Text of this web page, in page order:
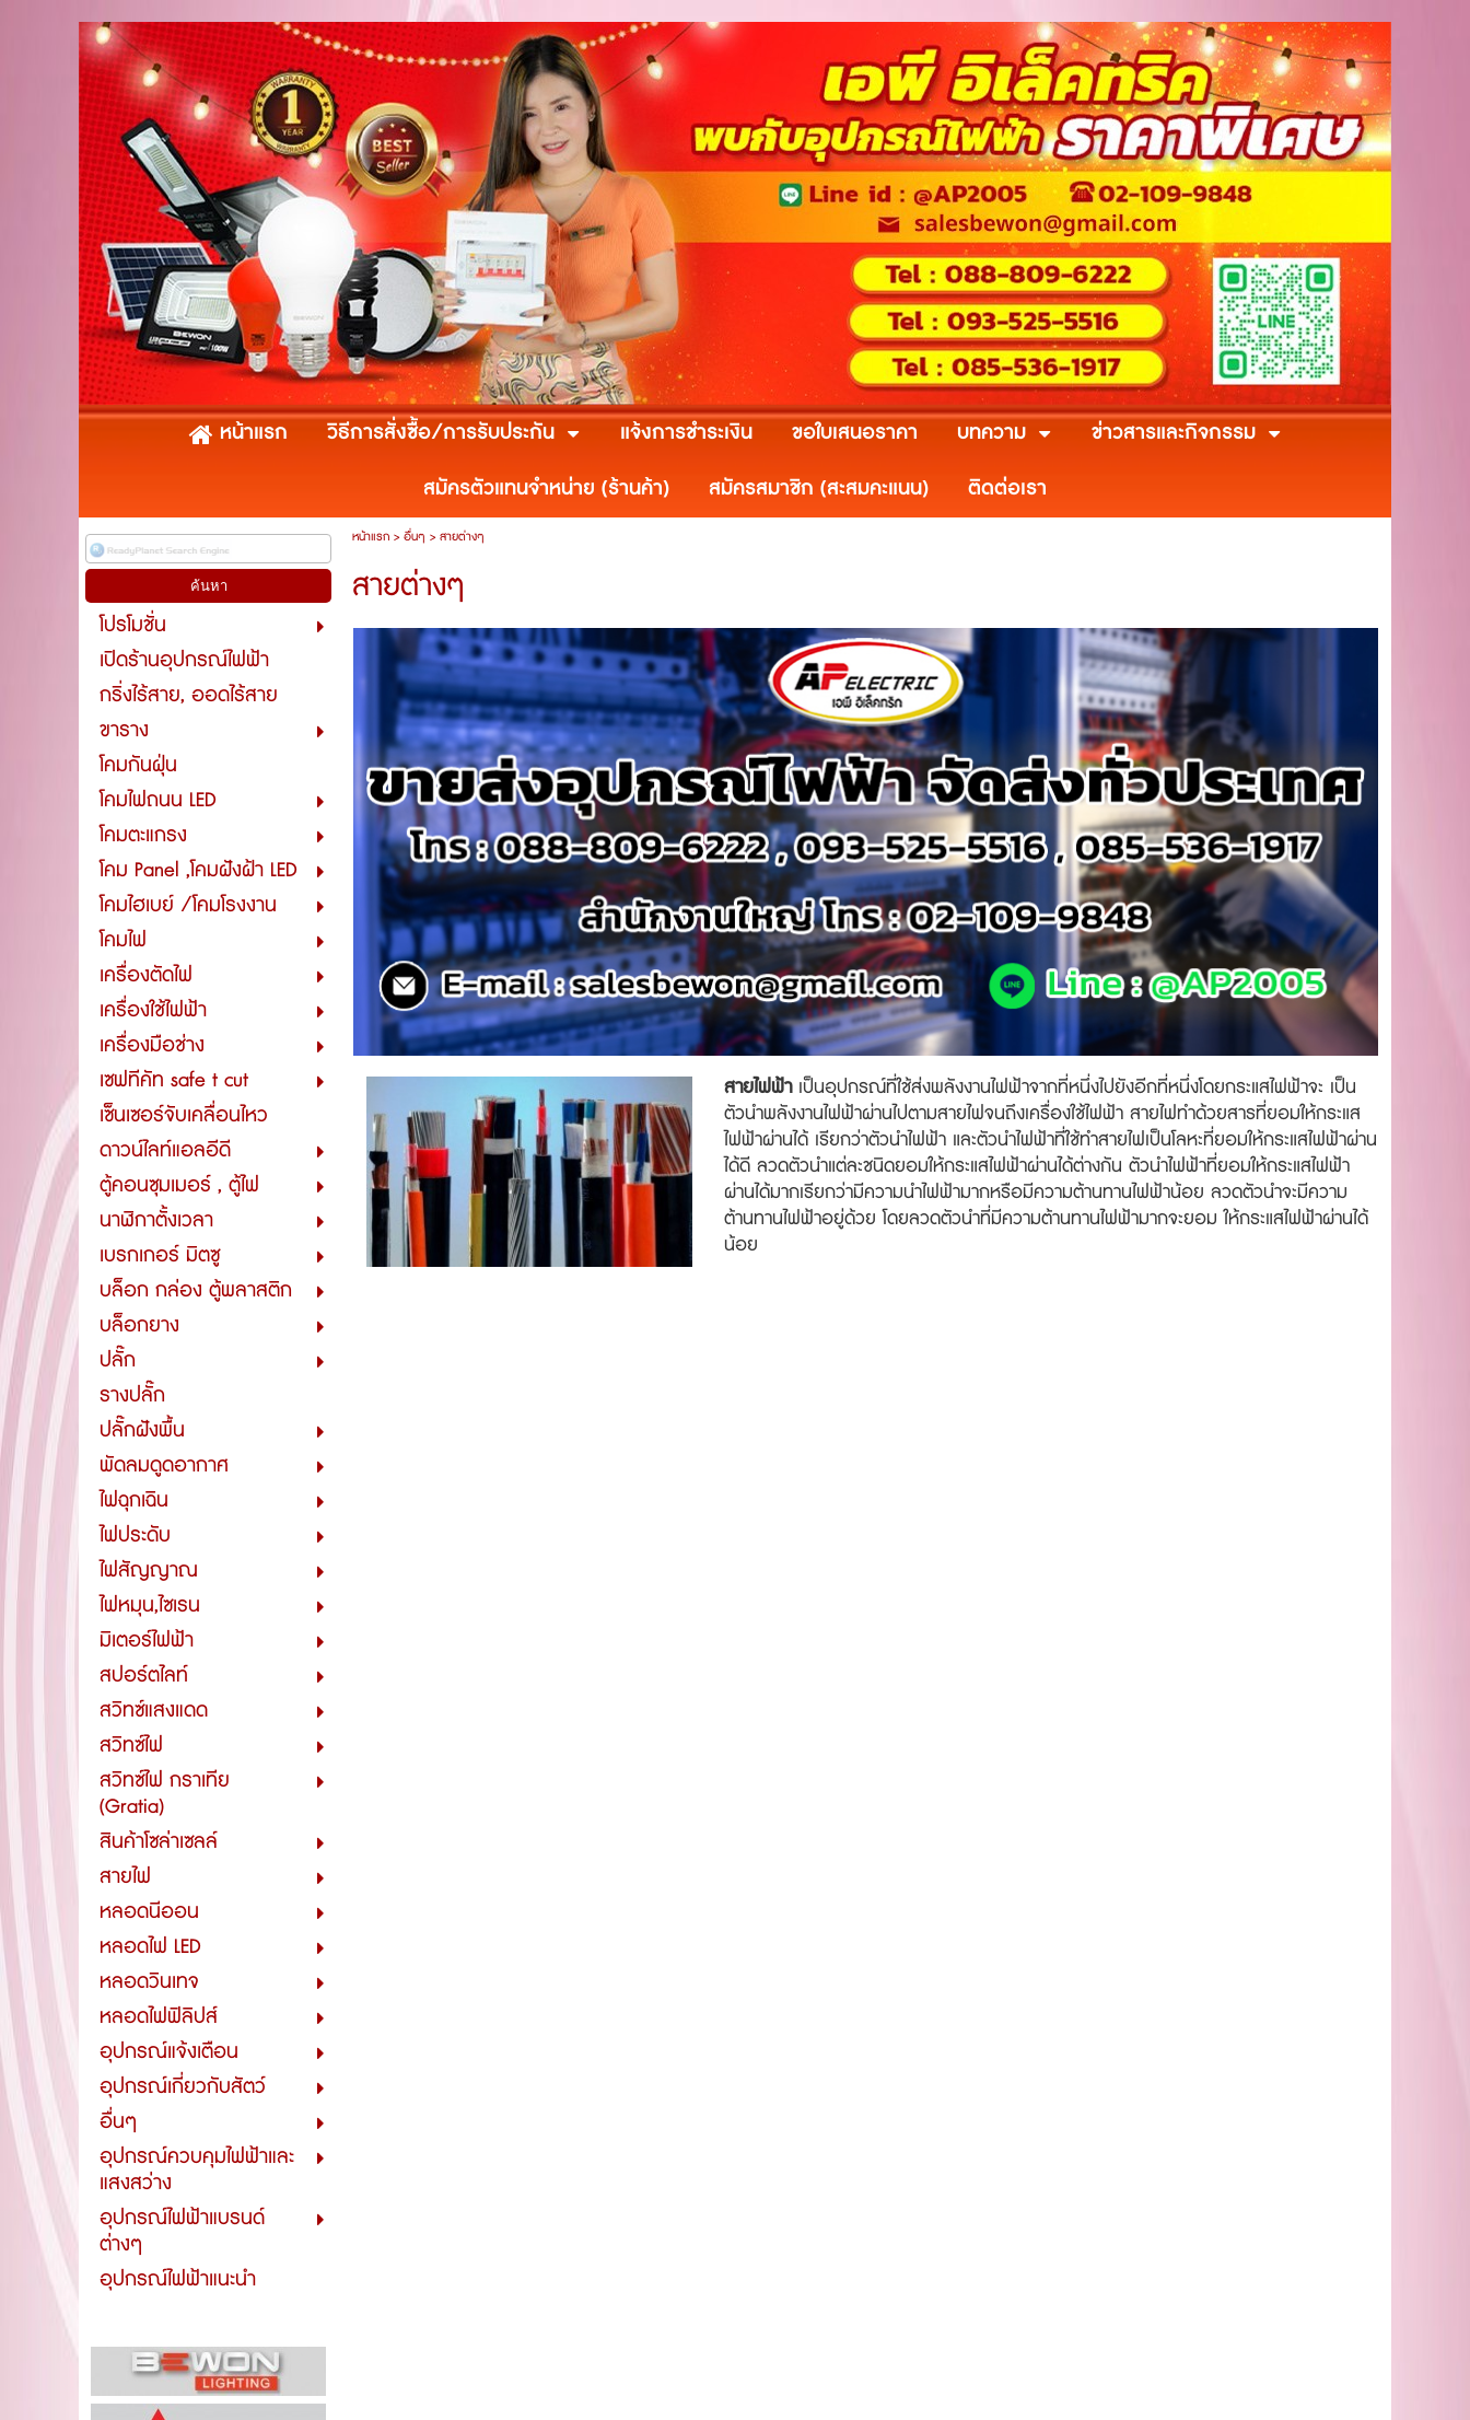
หน้าแรก วิธีการสั่งซื้อ/การรับประกัน แจ้งการชำระเงิน ขอใบเสนอราคา บทความ
ข่าวสารและกิจกรรม
สมัครตัวแทนจำหน่าย (ร้านค้า)
สมัครสมาชิก (สะสมคะแนน) ติดต่อเรา
โปรโมชั่น
เปิดร้านอุปกรณ์ไฟฟ้า
กริ่งไร้สาย, ออดไร้สาย
ขาราง
โคมกันฝุ่น
โคมไฟถนน LED
โคมตะแกรง
โคม Panel ,โคมฝังฝ้า LED
โคมไฮเบย์ /โคมโรงงาน
โคมไฟ
เครื่องตัดไฟ
เครื่องใช้ไฟฟ้า
เครื่องมือช่าง
เซฟทีคัท safe t cut
เซ็นเซอร์จับเคลื่อนไหว
ดาวน์ไลท์แอลอีดี
ตู้คอนซุมเมอร์ , ตู้ไฟ
นาฬิกาตั้งเวลา
เบรกเกอร์ มิตซู
บล็อก กล่อง ตู้พลาสติก
บล็อกยาง
ปลั๊ก
รางปลั๊ก
ปลั๊กฝังพื้น
พัดลมดูดอากาศ
ไฟฉุกเฉิน
ไฟประดับ
ไฟสัญญาณ
ไฟหมุน,ไซเรน
มิเตอร์ไฟฟ้า
สปอร์ตไลท์
สวิทซ์แสงแดด
สวิทซ์ไฟ
สวิทซ์ไฟ กราเทีย
(Gratia)
สินค้าโซล่าเซลล์
สายไฟ
หลอดนีออน
หลอดไฟ LED
หลอดวินเทจ
หลอดไฟฟิลิปส์
อุปกรณ์แจ้งเตือน
อุปกรณ์เกี่ยวกับสัตว์
อื่นๆ
อุปกรณ์ควบคุมไฟฟ้าและ
แสงสว่าง
อุปกรณ์ไฟฟ้าแบรนด์
ต่างๆ
อุปกรณ์ไฟฟ้าแนะนำ
หน้าแรก> อื่นๆ > สายต่างๆ
สายต่างๆ
สายไฟฟ้าเป็นอุปกรณ์ที่ใช้ส่งพลังงานไฟฟ้าจากที่หนึ่งไปยังอีกที่หนึ่งโดยกระแสไฟฟ้าจะ เป็น
ตัวนำพลังงานไฟฟ้าผ่านไปตามสายไฟจนถึงเครื่องใช้ไฟฟ้า สายไฟทำด้วยสารที่ยอมให้กระแส
ไฟฟ้าผ่านได้ เรียกว่าตัวนำไฟฟ้า และตัวนำไฟฟ้าที่ใช้ทำสายไฟเป็นโลหะที่ยอมให้กระแสไฟฟ้าผ่าน
ได้ดี ลวดตัวนำแต่ละชนิดยอมให้กระแสไฟฟ้าผ่านได้ต่างกัน ตัวนำไฟฟ้าที่ยอมให้กระแสไฟฟ้า
ผ่านได้มากเรียกว่ามีความนำไฟฟ้ามากหรือมีความต้านทานไฟฟ้าน้อย ลวดตัวนำจะมีความ
ต้านทานไฟฟ้าอยู่ด้วย โดยลวดตัวนำที่มีความต้านทานไฟฟ้ามากจะยอม ให้กระแสไฟฟ้าผ่านได้
น้อย